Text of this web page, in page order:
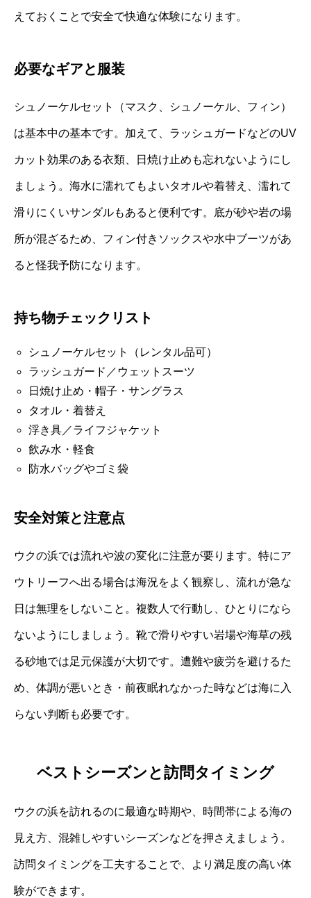
えておくことで安全で快適な体験になります。
必要なギアと服装
シュノーケルセット（マスク、シュノーケル、フィン）
は基本中の基本です。加えて、ラッシュガードなどのUV
カット効果のある衣類、日焼け止めも忘れないようにし
ましょう。海水に濡れてもよいタオルや着替え、濡れて
滑りにくいサンダルもあると便利です。底が砂や岩の場
所が混ざるため、フィン付きソックスや水中ブーツがあ
ると怪我予防になります。
持ち物チェックリスト
シュノーケルセット（レンタル品可）
ラッシュガード／ウェットスーツ
日焼け止め・帽子・サングラス
タオル・着替え
浮き具／ライフジャケット
飲み水・軽食
防水バッグやゴミ袋
安全対策と注意点
ウクの浜では流れや波の変化に注意が要ります。特にア
ウトリーフへ出る場合は海況をよく観察し、流れが急な
日は無理をしないこと。複数人で行動し、ひとりになら
ないようにしましょう。靴で滑りやすい岩場や海草の残
る砂地では足元保護が大切です。遭難や疲労を避けるた
め、体調が悪いとき・前夜眠れなかった時などは海に入
らない判断も必要です。
ベストシーズンと訪問タイミング
ウクの浜を訪れるのに最適な時期や、時間帯による海の
見え方、混雑しやすいシーズンなどを押さえましょう。
訪問タイミングを工夫することで、より満足度の高い体
験ができます。